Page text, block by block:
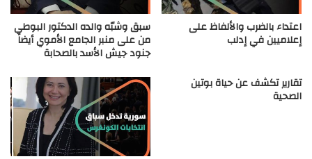
اعتداء بالضرب والألفاظ على
إعلاميين في إدلب
سبق وشبّه والده الدكتور البوطي
من على منبر الجامع الأموي أيضاً
جنود جيش الأسد بالصحابة
تقارير تكشف عن حياة بوتين
الصحية